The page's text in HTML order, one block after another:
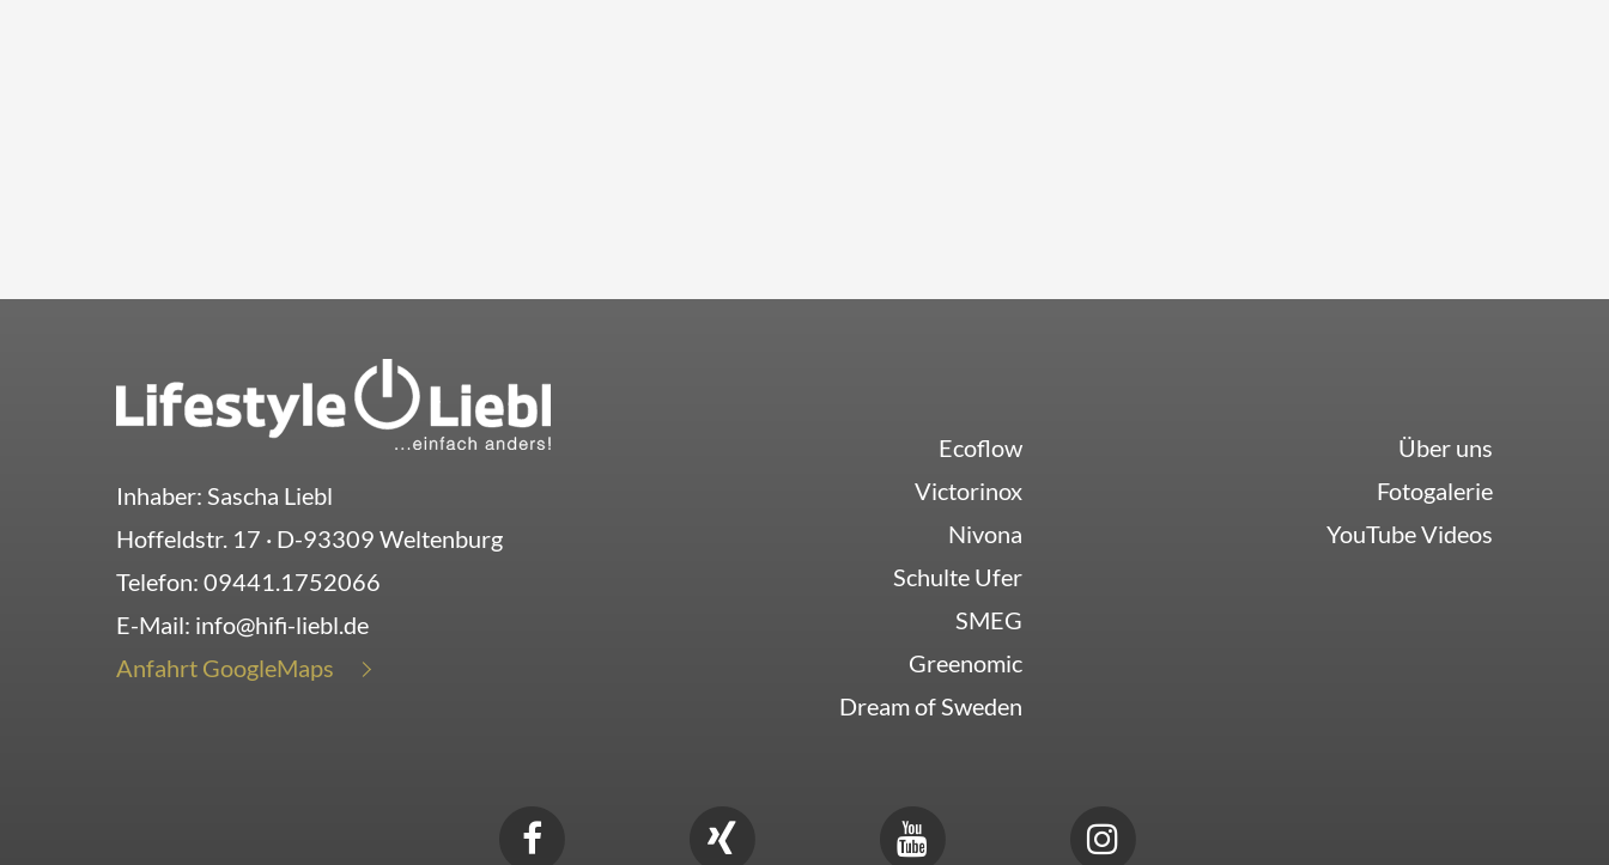
Inhaber: Sascha Liebl
Hoffeldstr. 17 · D-93309 Weltenburg
Telefon: 09441.1752066
E-Mail: info@hifi-liebl.de
Anfahrt GoogleMaps
Ecoflow
Victorinox
Nivona
Schulte Ufer
SMEG
Greenomic
Dream of Sweden
Über uns
Fotogalerie
YouTube Videos